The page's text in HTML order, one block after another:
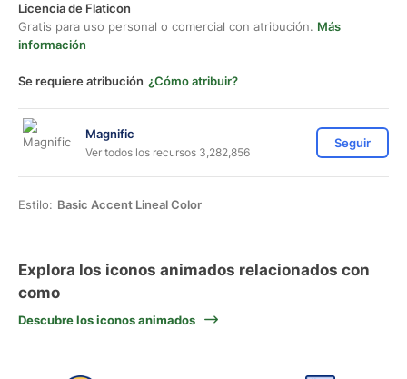
Licencia de Flaticon
Gratis para uso personal o comercial con atribución. Más
información
Se requiere atribución ¿Cómo atribuir?
Magnific
Ver todos los recursos 3,282,856
Seguir
Estilo: Basic Accent Lineal Color
Explora los iconos animados relacionados con
como
Descubre los iconos animados